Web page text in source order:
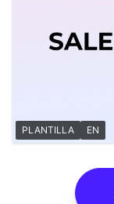
PLANTILLA EN